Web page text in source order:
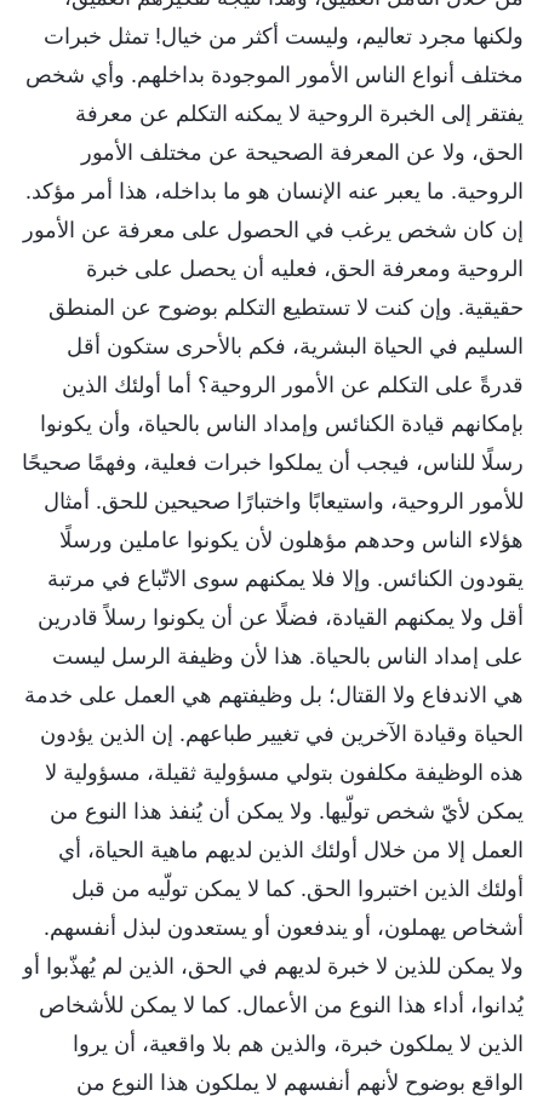
ولكنها مجرد تعاليم، وليست أكثر من خيال! تمثل خبرات
مختلف أنواع الناس الأمور الموجودة بداخلهم. وأي شخص
يفتقر إلى الخبرة الروحية لا يمكنه التكلم عن معرفة
الحق، ولا عن المعرفة الصحيحة عن مختلف الأمور
الروحية. ما يعبر عنه الإنسان هو ما بداخله، هذا أمر مؤكد.
إن كان شخص يرغب في الحصول على معرفة عن الأمور
الروحية ومعرفة الحق، فعليه أن يحصل على خبرة
حقيقية. وإن كنت لا تستطيع التكلم بوضوح عن المنطق
السليم في الحياة البشرية، فكم بالأحرى ستكون أقل
قدرةً على التكلم عن الأمور الروحية؟ أما أولئك الذين
بإمكانهم قيادة الكنائس وإمداد الناس بالحياة، وأن يكونوا
رسلًا للناس، فيجب أن يملكوا خبرات فعلية، وفهمًا صحيحًا
للأمور الروحية، واستيعابًا واختبارًا صحيحين للحق. أمثال
هؤلاء الناس وحدهم مؤهلون لأن يكونوا عاملين ورسلًا
يقودون الكنائس. وإلا فلا يمكنهم سوى الاتّباع في مرتبة
أقل ولا يمكنهم القيادة، فضلًا عن أن يكونوا رسلاً قادرين
على إمداد الناس بالحياة. هذا لأن وظيفة الرسل ليست
هي الاندفاع ولا القتال؛ بل وظيفتهم هي العمل على خدمة
الحياة وقيادة الآخرين في تغيير طباعهم. إن الذين يؤدون
هذه الوظيفة مكلفون بتولي مسؤولية ثقيلة، مسؤولية لا
يمكن لأيّ شخص تولّيها. ولا يمكن أن يُنفذ هذا النوع من
العمل إلا من خلال أولئك الذين لديهم ماهية الحياة، أي
أولئك الذين اختبروا الحق. كما لا يمكن تولّيه من قبل
أشخاص يهملون، أو يندفعون أو يستعدون لبذل أنفسهم.
ولا يمكن للذين لا خبرة لديهم في الحق، الذين لم يُهذّبوا أو
يُدانوا، أداء هذا النوع من الأعمال. كما لا يمكن للأشخاص
الذين لا يملكون خبرة، والذين هم بلا واقعية، أن يروا
الواقع بوضوح لأنهم أنفسهم لا يملكون هذا النوع من